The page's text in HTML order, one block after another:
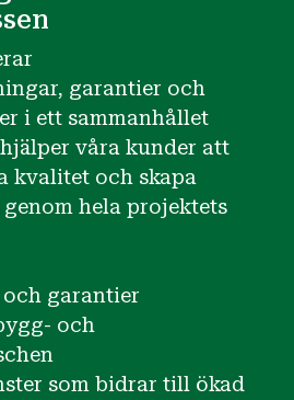
garantier och
i ett sammanhållet
våra kunder att
kvalitet och skapa
hela projektets
garantier
och
som bidrar till ökad